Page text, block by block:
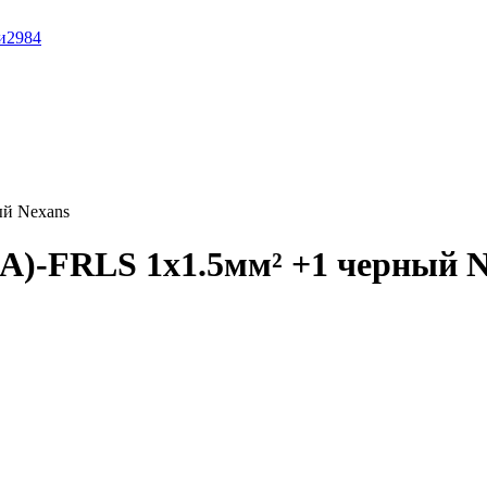
2984
Nexans
FRLS 1x1.5мм² +1 черный